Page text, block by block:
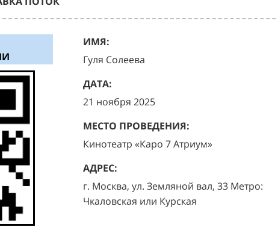
ИМЯ:
Гуля Солеева
ДАТА:
21 ноября 2025
МЕСТО ПРОВЕДЕНИЯ:
Кинотеатр «Каро 7 Атриум»
АДРЕС:
г. Москва, ул. Земляной вал, 33 Метро:
Чкаловская или Курская